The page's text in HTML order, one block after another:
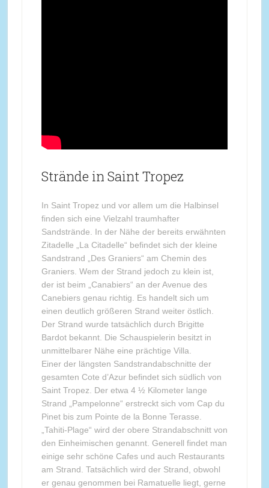
Strände in Saint Tropez
In Saint Tropez und vor allem um die Halbinsel
finden sich eine Vielzahl traumhafter
Sandstrände. In der Nähe der bereits erwähnten
Zitadelle „La Citadelle“ befindet sich der kleine
Sandstrand „Des Graniers“ am Chemin des
Graniers. Wem der Strand jedoch zu klein ist,
der ist beim „Canabiers“ an der Avenue des
Canebiers genau richtig. Es handelt sich um
einen deutlich größeren Strand weiter östlich.
Der Strand wurde tatsächlich durch Brigitte
Bardot bekannt. Die Schauspielerin besitzt in
unmittelbarer Nähe eine prächtige Villa.
Einer der längsten Sandstrandabschnitte der
gesamten Cote d’Azur befindet sich südlich von
Saint Tropez. Der etwa 4 ½ Kilometer lange
Strand „Pampelonne“ erstreckt sich vom Cap du
Pinet bis zum Pointe de la Bonne Terasse.
„Tahiti-Plage“ wird der obere Strandabschnitt von
den Einheimischen genannt. Generell findet man
einige sehr schöne Cafes und auch Restaurants
am Strand. Tatsächlich wird der Strand, obwohl
er genau genommen bei Ramatuelle liegt, gerne